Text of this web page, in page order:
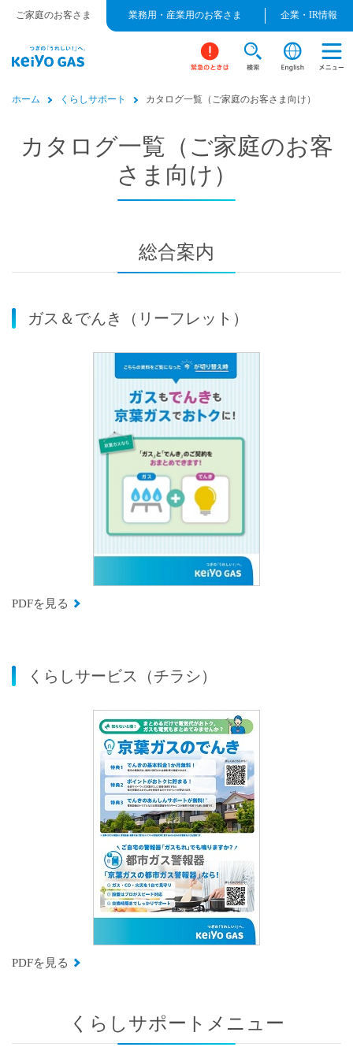
ご家庭のお客さま 業務用・産業用のお客さま 企業・IR情報
ホーム くらしサポート カタログ一覧（ご家庭のお客さま向け）
カタログ一覧（ご家庭のお客
さま向け）
総合案内
ガス＆でんき（リーフレット）
PDFを見る
くらしサービス（チラシ）
PDFを見る
くらしサポートメニュー